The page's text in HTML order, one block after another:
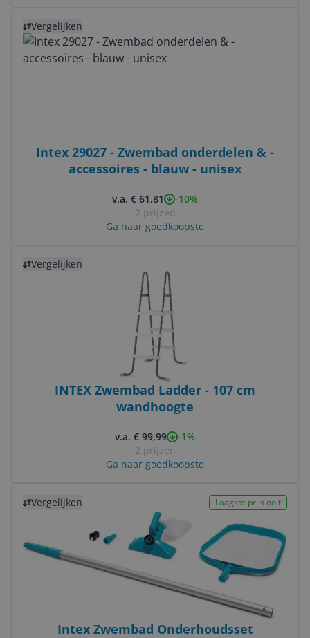
Vergelijken
Intex 29027 - Zwembad onderdelen & -
accessoires - blauw - unisex
v.a. € 61,81
-10%
2 prijzen
Ga naar goedkoopste
Vergelijken
INTEX Zwembad Ladder - 107 cm
wandhoogte
v.a. € 99,99
-1%
2 prijzen
Ga naar goedkoopste
Vergelijken Laagste prijs ooit
Intex Zwembad Onderhoudsset